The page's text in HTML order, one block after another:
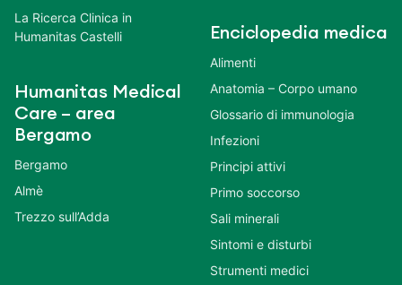
La Ricerca Clinica in
Humanitas Castelli
Humanitas Medical
Care – area
Bergamo
Bergamo
Almè
Trezzo sull’Adda
Enciclopedia medica
Alimenti
Anatomia – Corpo umano
Glossario di immunologia
Infezioni
Principi attivi
Primo soccorso
Sali minerali
Sintomi e disturbi
Strumenti medici